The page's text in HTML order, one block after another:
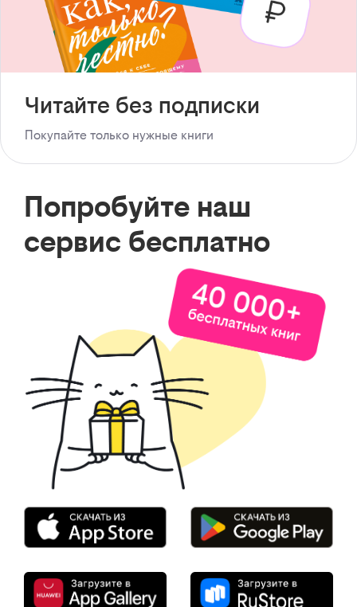
Читайте без подписки
Покупайте только нужные книги
Попробуйте наш
сервис бесплатно